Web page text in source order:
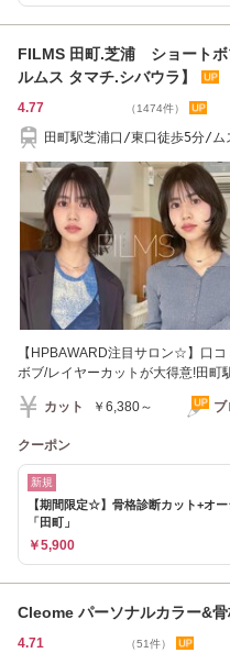
FILMS 田町.芝浦 ショートボ
ルムス タマチ.シバウラ】
4.77 （1474件）
田町駅芝浦口/東口徒歩5分/ム
【HPBAWARD注目サロン☆】口
ボブ/レイヤーカットが大得意!田町
カット ￥6,380～ ブ
クーポン
新規
【期間限定☆】骨格診断カット+オ
「田町」
￥5,900
Cleome パーソナルカラー&
4.71 （51件）